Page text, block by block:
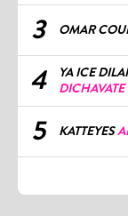
3 OMAR
4
YA ICE
DICHAVATE
5 KATTEYES